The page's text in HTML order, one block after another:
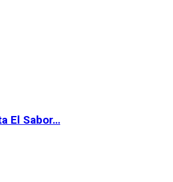
El Sabor…